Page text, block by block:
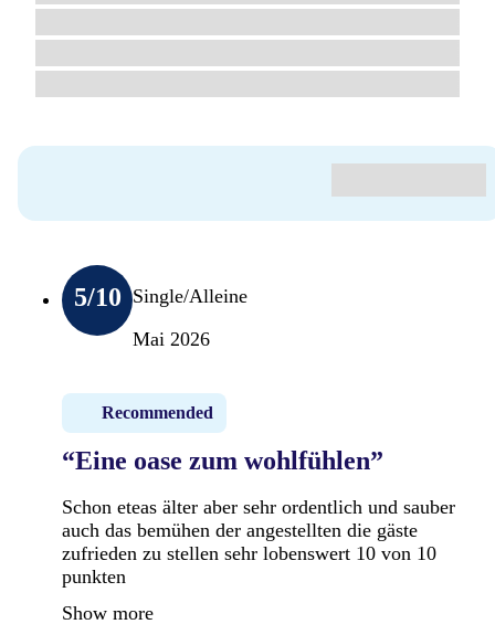
5/10 Single/Alleine
Mai 2026
Recommended
“Eine oase zum wohlfühlen”
Schon eteas älter aber sehr ordentlich und sauber
auch das bemühen der angestellten die gäste
zufrieden zu stellen sehr lobenswert 10 von 10
punkten
Show more